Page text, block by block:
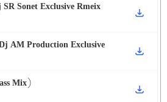
Sonet Exclusive Rmeix
AM Production Exclusive
Mix)